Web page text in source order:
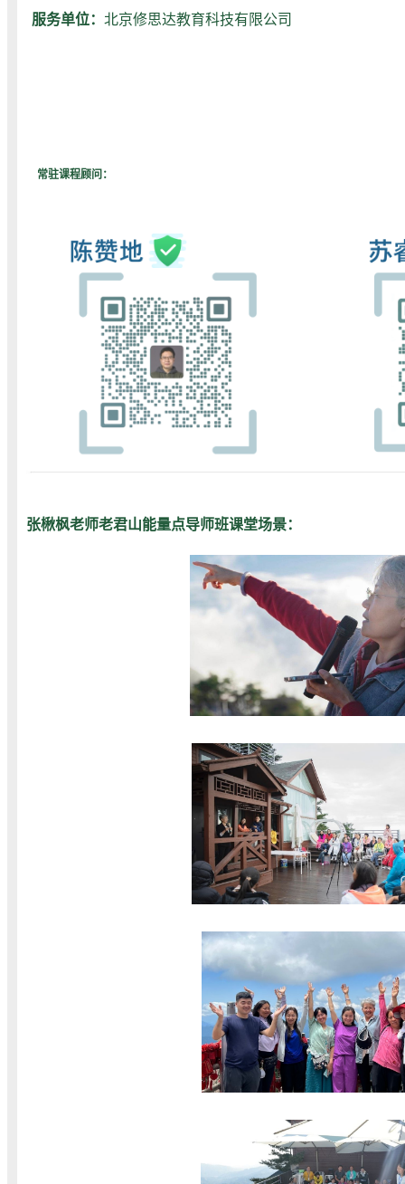
服务单位： 北京修思达教育科技有限公司
常驻课程顾问：
张楸枫老师老君山能量点导师班课堂场景：